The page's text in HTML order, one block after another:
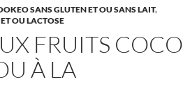
SANS GLUTEN ET OU SANS LAIT,
OU LACTOSE
FRUITS COCO
À LA